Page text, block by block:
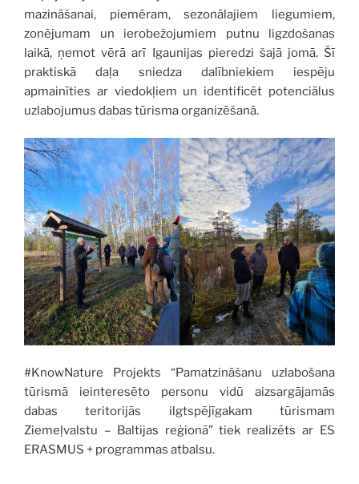
mazināšanai, piemēram, sezonālajiem liegumiem,
zonējumam un ierobežojumiem putnu ligzdošanas
laikā, ņemot vērā arī Igaunijas pieredzi šajā jomā. Šī
praktiskā daļa sniedza dalībniekiem iespēju
apmainīties ar viedokļiem un identificēt potenciālus
uzlabojumus dabas tūrisma organizēšanā.
#KnowNature Projekts “Pamatzināšanu uzlabošana
tūrismā ieinteresēto personu vidū aizsargājamās
dabas teritorijās ilgtspējīgakam tūrismam
Ziemeļvalstu – Baltijas reģionā” tiek realizēts ar ES
ERASMUS + programmas atbalsu.